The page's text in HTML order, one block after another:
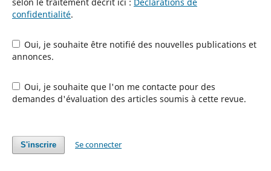
confidentialité.
Oui, je souhaite être notifié des nouvelles publications et
annonces.
Oui, je souhaite que l'on me contacte pour des
demandes d'évaluation des articles soumis à cette revue.
S'inscrire Se connecter